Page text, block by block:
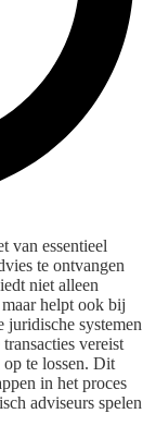
van essentieel
te ontvangen
niet alleen
helpt ook bij
juridische systemen
vereist
te lossen. Dit
in het proces
adviseurs spelen